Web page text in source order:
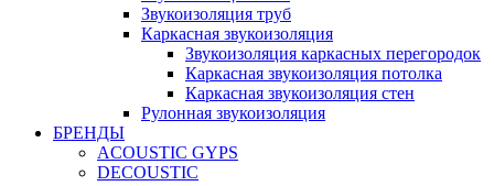
Звукоизоляция труб
Каркасная звукоизоляция
Звукоизоляция каркасных перегородок
Каркасная звукоизоляция потолка
Каркасная звукоизоляция стен
Рулонная звукоизоляция
БРЕНДЫ
ACOUSTIC GYPS
DECOUSTIC